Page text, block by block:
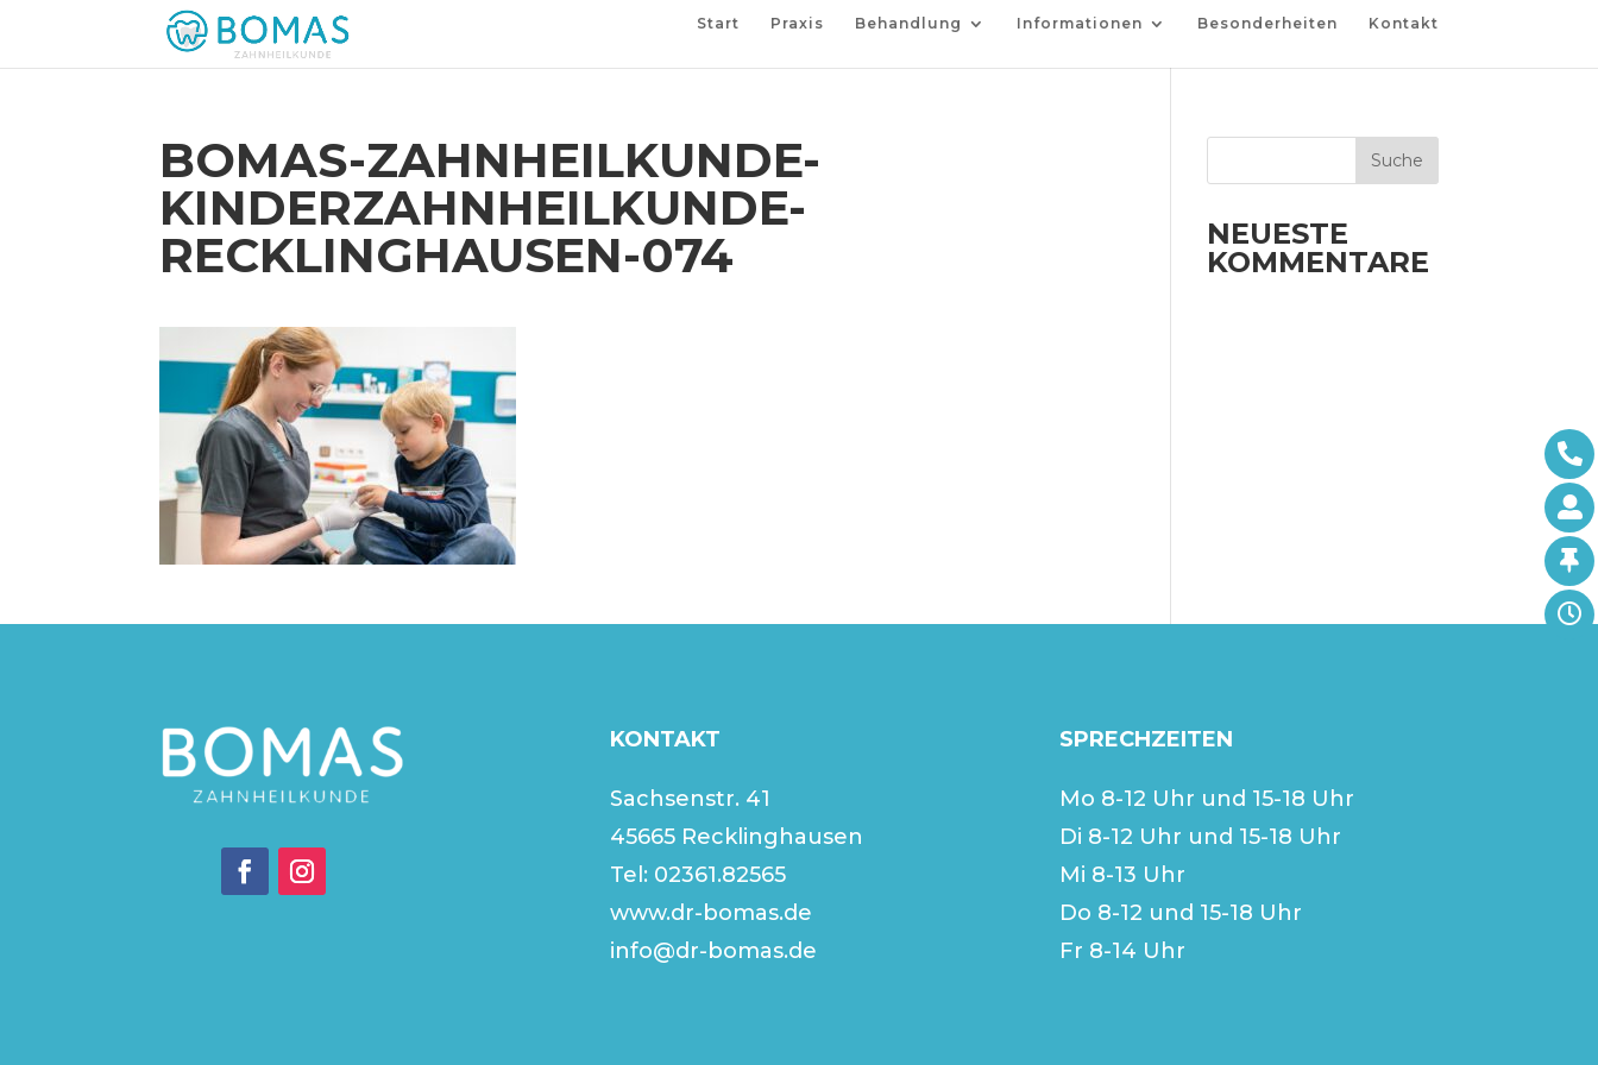
Start Praxis Behandlung Informationen Besonderheiten Kontakt
BOMAS-ZAHNHEILKUNDE-
KINDERZAHNHEILKUNDE-
RECKLINGHAUSEN-074
NEUESTE
KOMMENTARE
KONTAKT
Sachsenstr. 41
45665 Recklinghausen
Tel: 02361.82565
www.dr-bomas.de
info@dr-bomas.de
SPRECHZEITEN
Mo 8-12 Uhr und 15-18 Uhr
Di 8-12 Uhr und 15-18 Uhr
Mi 8-13 Uhr
Do 8-12 und 15-18 Uhr
Fr 8-14 Uhr